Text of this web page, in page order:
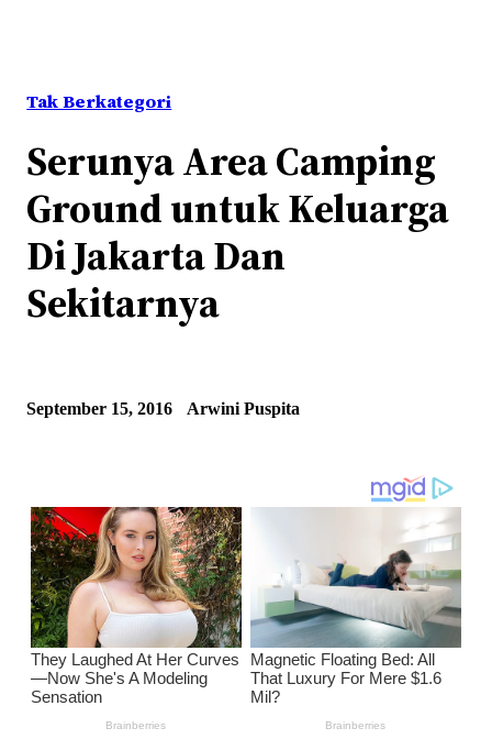
Tak Berkategori
Serunya Area Camping
Ground untuk Keluarga
Di Jakarta Dan
Sekitarnya
September 15, 2016 Arwini Puspita